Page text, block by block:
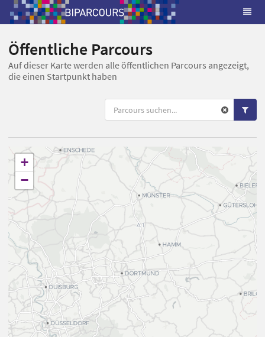
Öffentliche Parcours
Auf dieser Karte werden alle öffentlichen Parcours angezeigt,
die einen Startpunkt haben
+
−